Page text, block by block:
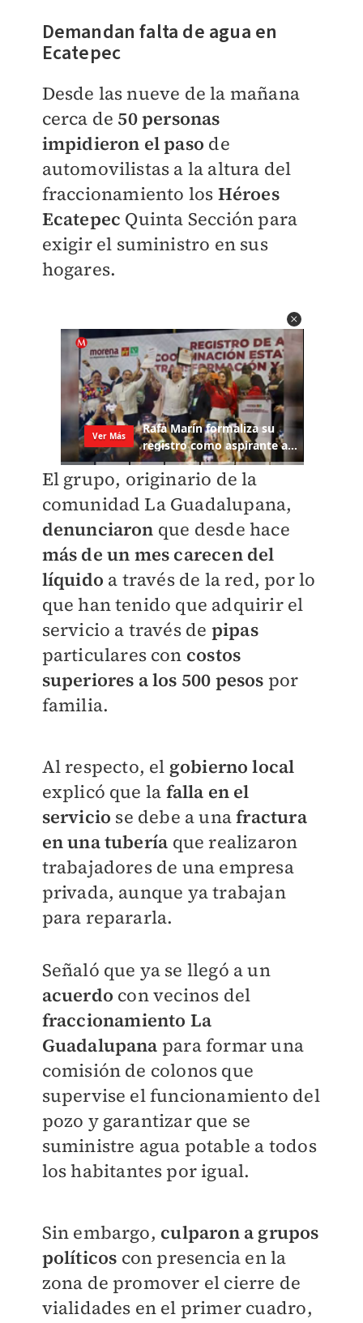
Demandan falta de agua en
Ecatepec
Desde las nueve de la mañana
cerca de 50 personas
impidieron el paso de
automovilistas a la altura del
fraccionamiento los Héroes
Ecatepec Quinta Sección para
exigir el suministro en sus
hogares.
El grupo, originario de la
comunidad La Guadalupana,
denunciaron que desde hace
más de un mes carecen del
líquido a través de la red, por lo
que han tenido que adquirir el
servicio a través de pipas
particulares con costos
superiores a los 500 pesos por
familia.
Al respecto, el gobierno local
explicó que la falla en el
servicio se debe a unafractura
en una tubería que realizaron
trabajadores de una empresa
privada, aunque ya trabajan
para repararla.
Señaló que ya se llegó a un
acuerdo con vecinos del
fraccionamiento La
Guadalupana para formar una
comisión de colonos que
supervise el funcionamiento del
pozo y garantizar que se
suministre agua potable a todos
los habitantes por igual.
Sin embargo, culparon a grupos
políticos con presencia en la
zona de promover el cierre de
vialidades en el primer cuadro,